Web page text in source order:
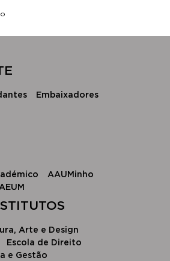
Embaixadores
AAUMinho
Arte e Design
Escola d​e Direito
e Gestão